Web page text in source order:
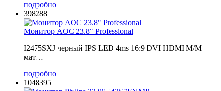
подробно
398288
Монитор AOC 23.8" Professional
I2475SXJ черный IPS LED 4ms 16:9 DVI HDMI M/M
мат…
подробно
1048395